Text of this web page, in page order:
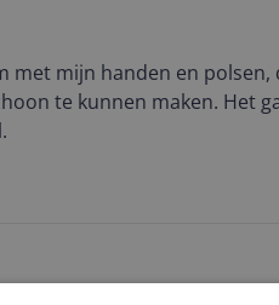
met mijn handen en
te kunnen maken. Het